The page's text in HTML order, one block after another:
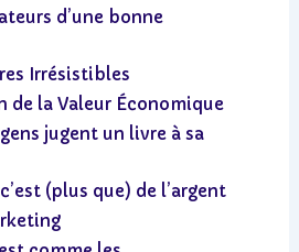
d’une bonne
Irrésistibles
de la Valeur Économique
jugent un livre à sa
(plus que) de l’argent